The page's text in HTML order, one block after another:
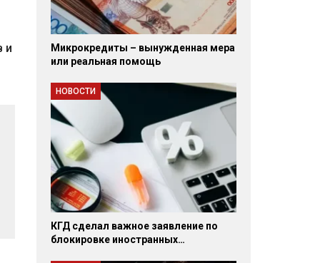
и
Микрокредиты – вынужденная мера
или реальная помощь
НОВОСТИ
КГД сделал важное заявление по
блокировке иностранных…